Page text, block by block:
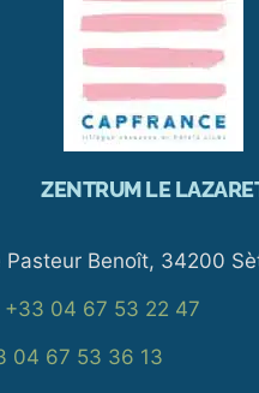
ZENTRUM LE
Pasteur Benoît, 34200
+33 04 67 53 22 47
04 67 53 36 13